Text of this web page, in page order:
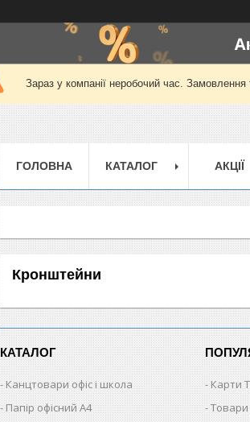
Зараз у компанії неробочий час.
ГОЛОВНА КАТАЛОГ АКЦІЇ
Кронштейни
КАТАЛОГ
Канцтовари офіс і школа
Папір офісний A4
Карти
Товари